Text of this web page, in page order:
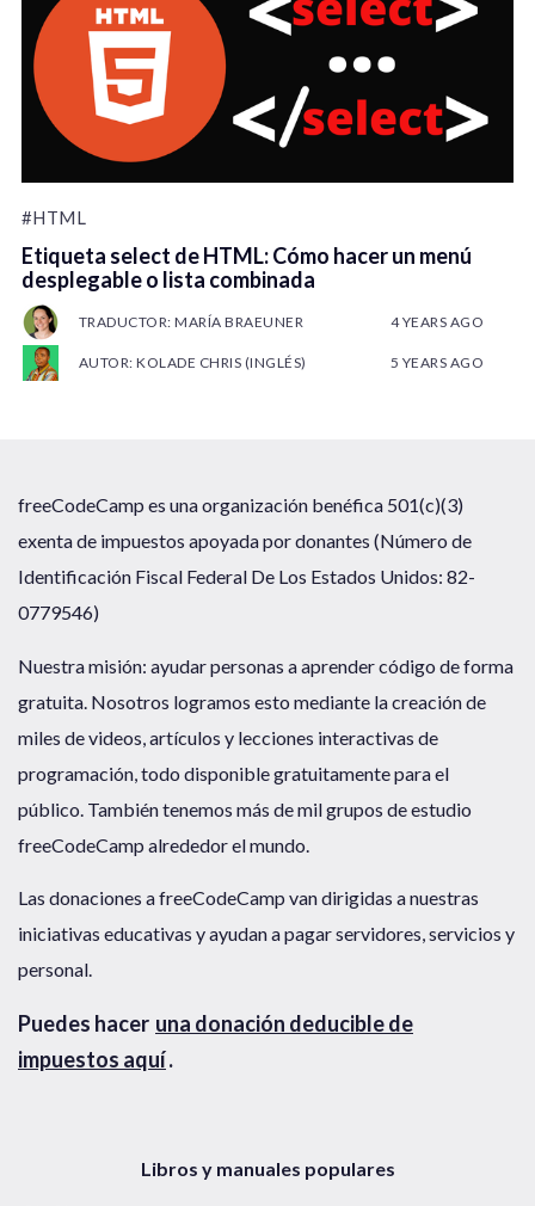
#HTML
Etiqueta select de HTML: Cómo hacer un menú
desplegable o lista combinada
TRADUCTOR: MARÍA BRAEUNER 4 YEARS AGO
AUTOR: KOLADE CHRIS (INGLÉS) 5 YEARS AGO
freeCodeCamp es una organización benéfica 501(c)(3)
exenta de impuestos apoyada por donantes (Número de
Identificación Fiscal Federal De Los Estados Unidos: 82-
0779546)
Nuestra misión: ayudar personas a aprender código de forma
gratuita. Nosotros logramos esto mediante la creación de
miles de videos, artículos y lecciones interactivas de
programación, todo disponible gratuitamente para el
público. También tenemos más de mil grupos de estudio
freeCodeCamp alrededor el mundo.
Las donaciones a freeCodeCamp van dirigidas a nuestras
iniciativas educativas y ayudan a pagar servidores, servicios y
personal.
Puedes hacer una donación deducible de
impuestos aquí.
Libros y manuales populares